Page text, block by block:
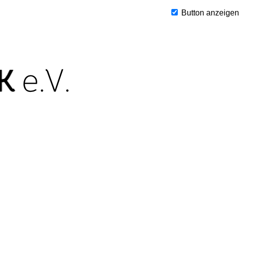
Button anzeigen